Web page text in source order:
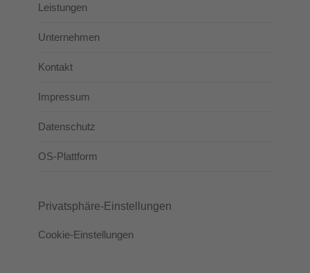
Leistungen
Unternehmen
Kontakt
Impressum
Datenschutz
OS-Plattform
Privatsphäre-Einstellungen
Cookie-Einstellungen